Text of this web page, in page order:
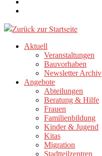
Aktuell
Veranstaltungen
Bauvorhaben
Newsletter Archiv
Angebote
Abteilungen
Beratung & Hilfe
Frauen
Familienbildung
Kinder & Jugend
Kitas
Migration
Stadtteilzentren